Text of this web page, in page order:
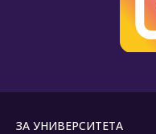
ЗА УНИВЕРСИТЕТА